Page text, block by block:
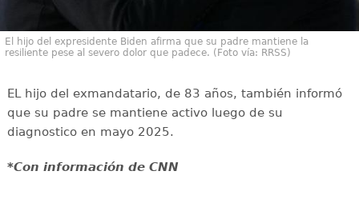
El hijo del expresidente Biden afirma que su padre mantiene la
resiliente pese al severo dolor que padece. (Foto vía: RRSS)
EL hijo del exmandatario, de 83 años, también informó
que su padre se mantiene activo luego de su
diagnostico en mayo 2025.
*Con información de CNN